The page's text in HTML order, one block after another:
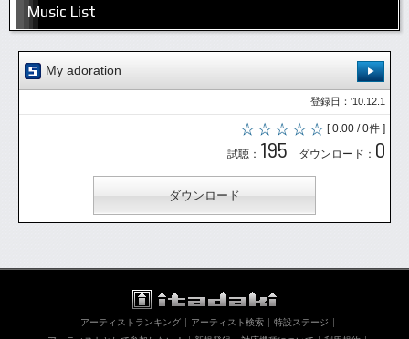
Music List
My adoration
登録日：'10.12.1
[ 0.00 / 0件 ]
試聴： 195 ダウンロード： 0
ダウンロード
アーティストランキング アーティスト検索
特設ステージ